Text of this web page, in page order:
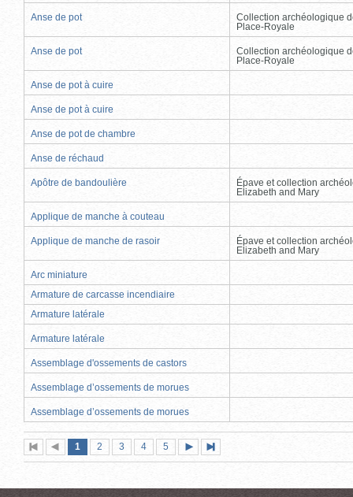
Anse de pot
Collection archéologique
Place-Royale
Anse de pot
Collection archéologique
Place-Royale
Anse de pot à cuire
Anse de pot à cuire
Anse de pot de chambre
Anse de réchaud
Apôtre de bandoulière
Épave et collection
Elizabeth and Mary
Applique de manche à couteau
Applique de manche de rasoir
Épave et collection
Elizabeth and Mary
Arc miniature
Armature de carcasse incendiaire
Armature latérale
Armature latérale
Assemblage d'ossements de castors
Assemblage d’ossements de morues
Assemblage d’ossements de morues
Première
page
Page
précédente
Page
1 (page
actuelle)
Page
2 Page
3 Page
4 Page
5
suivante
page